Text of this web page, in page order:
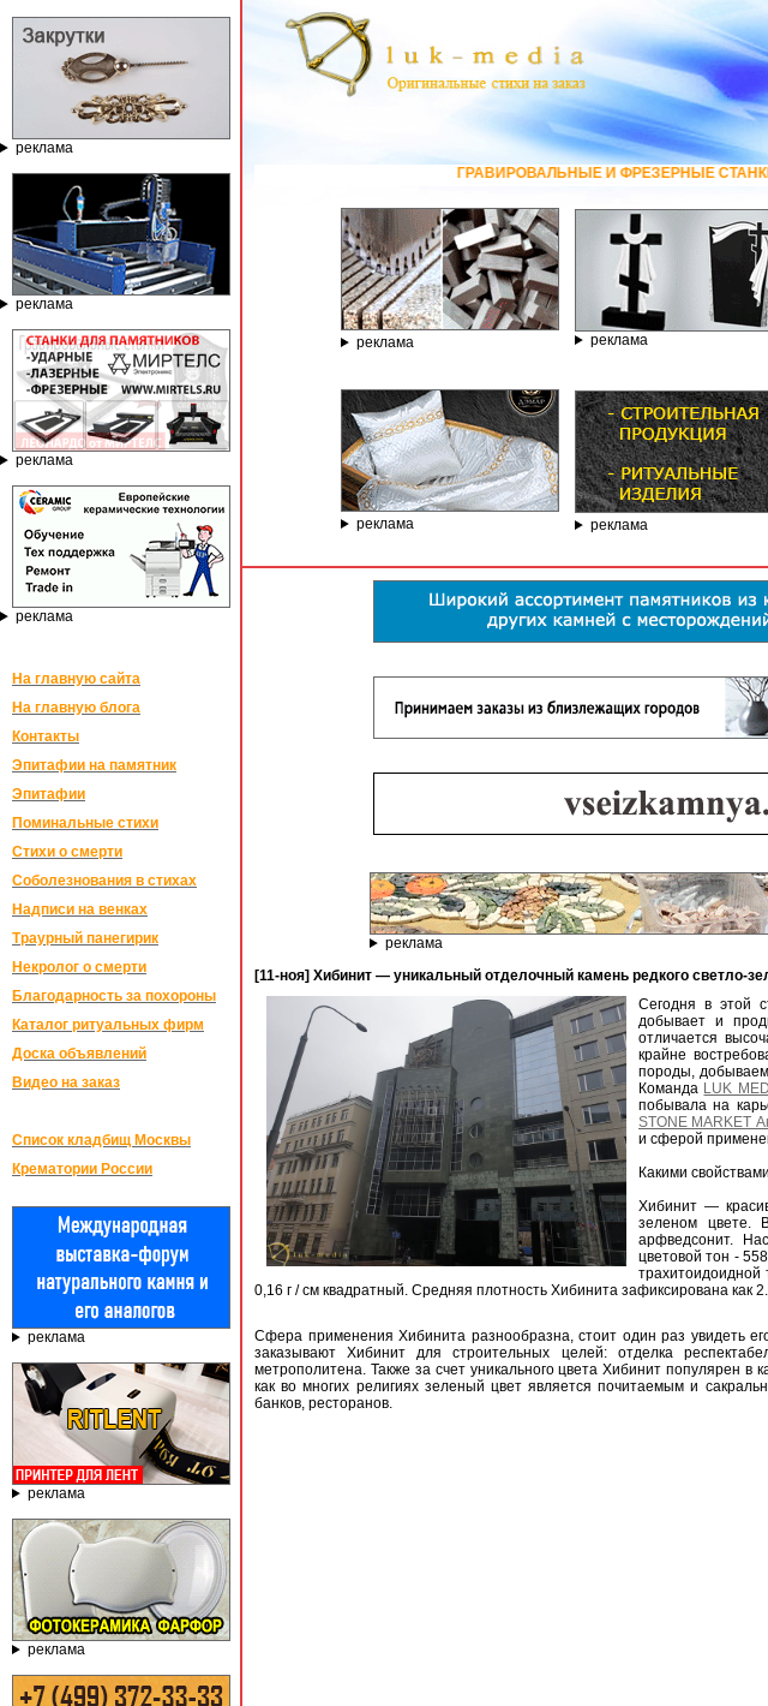
реклама
реклама
реклама
реклама
На главную сайта
На главную блога
Контакты
Эпитафии на памятник
Эпитафии
Поминальные стихи
Стихи о смерти
Соболезнования в стихах
Надписи на венках
Траурный панегирик
Некролог о смерти
Благодарность за похороны
Каталог ритуальных фирм
Доска объявлений
Видео на заказ
Список кладбищ Москвы
Крематории России
реклама
реклама
реклама
ГРАВИРОВАЛЬНЫЕ И ФРЕЗЕРНЫЕ СТАНКИ ПО КАМНЮ ОТ
реклама реклама
реклама реклама
реклама
[11-ноя] Хибинит — уникальный отделочный камень редкого светло-
Сегодня в этой
добывает и
отличается
крайне
породы,
Команда LUK
побывала на
STONE MARKET
и сферой
Какими
Хибинит —
зеленом цвете.
арфведсонит.
цветовой тон -
трахитоидоидной
0,16 г / см квадратный. Средняя плотность Хибинита зафиксирована как
Сфера применения Хибинита разнообразна, стоит один раз увидеть
заказывают Хибинит для строительных целей: отделка
метрополитена. Также за счет уникального цвета Хибинит популярен в
как во многих религиях зеленый цвет является почитаемым и
банков, ресторанов.